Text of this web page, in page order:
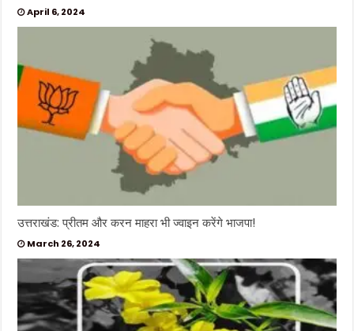
April 6, 2024
उत्तराखंड: प्रीतम और करन माहरा भी ज्वाइन करेंगे भाजपा!
March 26, 2024